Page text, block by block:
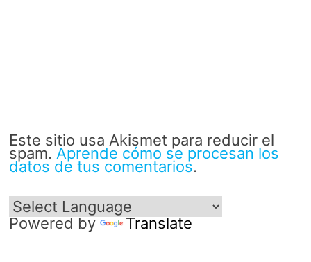
Este sitio usa Akismet para reducir el
spam. Aprende cómo se procesan los
datos de tus comentarios.
Powered by Translate